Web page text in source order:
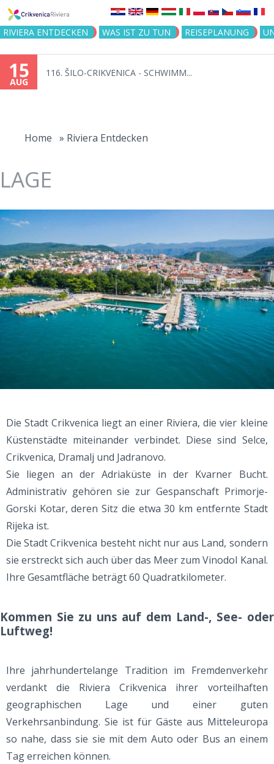
Jump to navigation
RIVIERA ENTDECKEN WAS IST ZU TUN REISEPLANUNG
15
AUG
116. ŠILO-CRIKVENICA - SCHWIMM...
Home » Riviera Entdecken
LAGE
Die Stadt Crikvenica liegt an einer Riviera, die vier kleine
Küstenstädte miteinander verbindet. Diese sind Selce,
Crikvenica, Dramalj und Jadranovo.
Sie liegen an der Adriaküste in der Kvarner Bucht.
Administrativ gehören sie zur Gespanschaft Primorje-
Gorski Kotar, deren Sitz die etwa 30 km entfernte Stadt
Rijeka ist.
Die Stadt Crikvenica besteht nicht nur aus Land, sondern
sie erstreckt sich auch über das Meer zum Vinodol Kanal.
Ihre Gesamtfläche beträgt 60 Quadratkilometer.
Kommen Sie zu uns auf dem Land-, See- oder
Luftweg!
Ihre jahrhundertelange Tradition im Fremdenverkehr
verdankt die Riviera Crikvenica ihrer vorteilhaften
geographischen Lage und einer guten
Verkehrsanbindung. Sie ist für Gäste aus Mitteleuropa
so nahe, dass sie sie mit dem Auto oder Bus an einem
Tag erreichen können.